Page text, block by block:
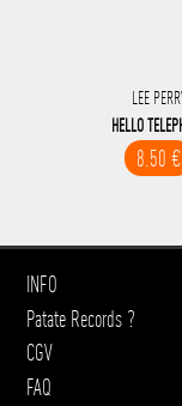
LEE
HELLO
8.50 €
INFO
Patate Records ?
CGV
FAQ